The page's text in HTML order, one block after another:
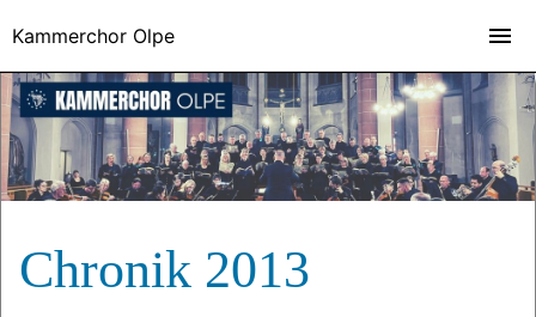
Chronik 2013
Kammerchor Olpe